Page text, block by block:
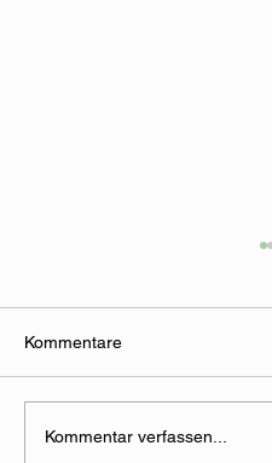
Kommentare
Kommentar verfassen...